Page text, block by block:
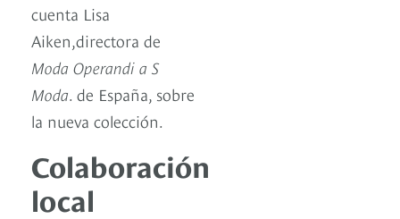
cuenta Lisa
Aiken,directora de
Moda Operandi a S
Moda . de España, sobre
la nueva colección.
Colaboración
local